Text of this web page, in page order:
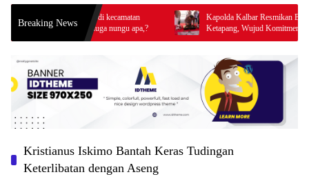
Breaking News
emas di kecamatan
ada rilis diduga nungu apa,?
Kapolda Kalbar Resmikan Bangunan SPKT
Ketapang, Wujud Komitmen Tingkatkan
Prima Kepolisian
Kristianus Iskimo Bantah Keras Tudingan
Keterlibatan dengan Aseng